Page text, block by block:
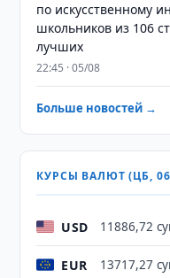
по искусственному
школьников из 106
лучших
22:45 · 05/08
Больше новостей →
КУРСЫ ВАЛЮТ (ЦБ,
USD 11886,72
EUR 13717,27